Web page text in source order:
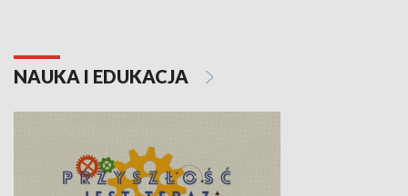
NAUKA I EDUKACJA